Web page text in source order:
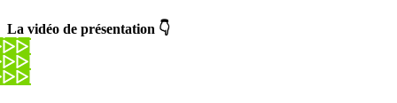
La vidéo de présentation 👇